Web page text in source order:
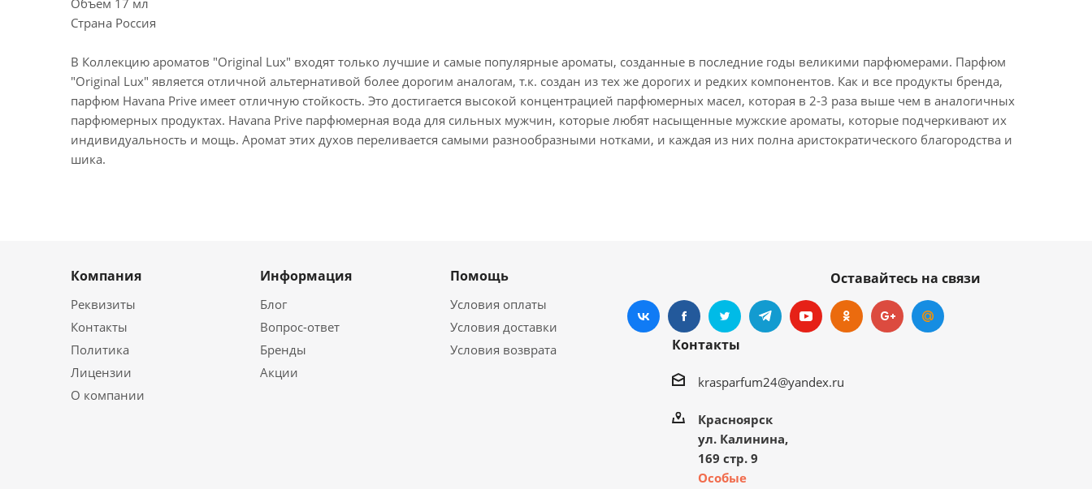
Объем 17 мл
Страна Россия
В Коллекцию ароматов "Original Lux" входят только лучшие и самые популярные ароматы, созданные в последние годы великими парфюмерами. Парфюм
"Original Lux" является отличной альтернативой более дорогим аналогам, т.к. создан из тех же дорогих и редких компонентов. Как и все продукты бренда,
парфюм Havana Prive имеет отличную стойкость. Это достигается высокой концентрацией парфюмерных масел, которая в 2-3 раза выше чем в аналогичных
парфюмерных продуктах. Havana Prive парфюмерная вода для сильных мужчин, которые любят насыщенные мужские ароматы, которые подчеркивают их
индивидуальность и мощь. Аромат этих духов переливается самыми разнообразными нотками, и каждая из них полна аристократического благородства и
шика.
Компания
Реквизиты
Контакты
Политика
Лицензии
О компании
Информация
Блог
Вопрос-ответ
Бренды
Акции
Помощь
Условия оплаты
Условия доставки
Условия возврата
Оставайтесь на связи
Контакты
krasparfum24@yandex.ru
Красноярск
ул. Калинина,
169 стр. 9
Особые